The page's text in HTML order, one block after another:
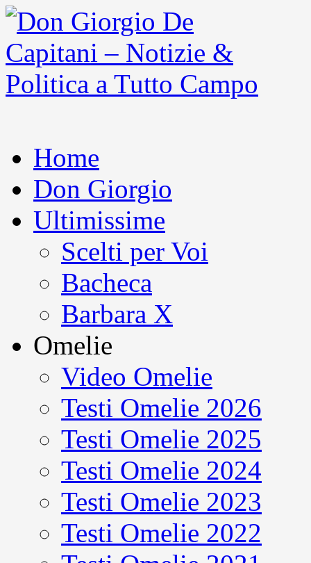
Home
Don Giorgio
Ultimissime
Scelti per Voi
Bacheca
Barbara X
Omelie
Video Omelie
Testi Omelie 2026
Testi Omelie 2025
Testi Omelie 2024
Testi Omelie 2023
Testi Omelie 2022